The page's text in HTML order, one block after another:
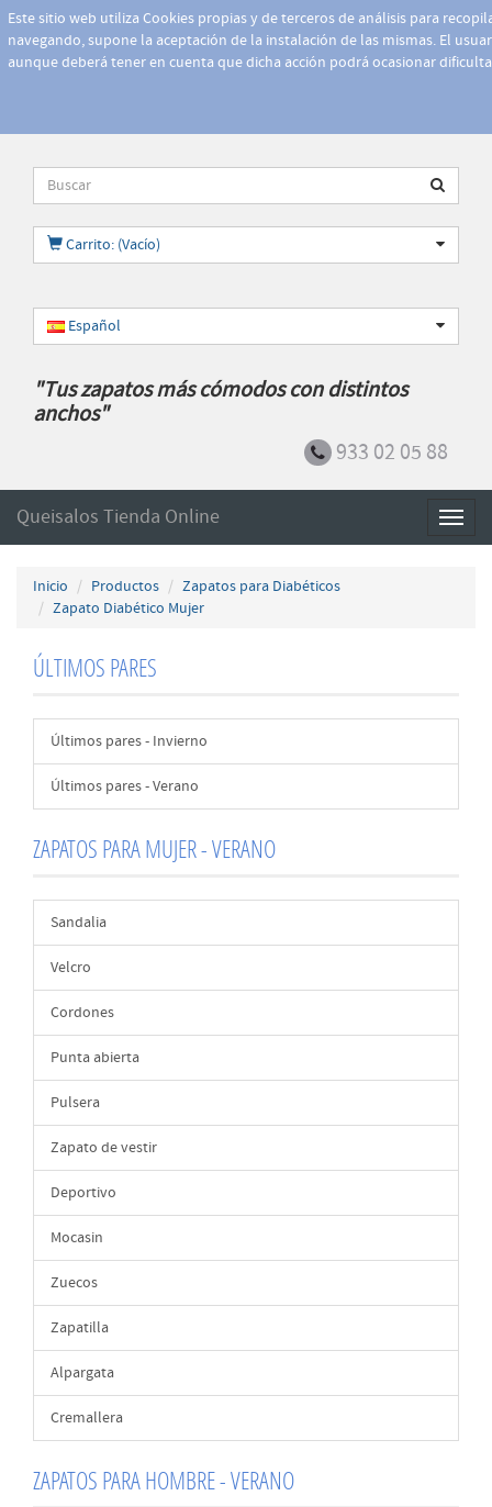
Este sitio web utiliza Cookies propias y de terceros de análisis para
navegando, supone la aceptación de la instalación de las mismas. El
aunque deberá tener en cuenta que dicha acción podrá ocasionar
Carrito: (Vacío)
Español
"Tus zapatos más cómodos con distintos
anchos"
933 02 05 88
Queisalos Tienda Online
Inicio Productos
Zapatos para Diabéticos
Zapato Diabético Mujer
ÚLTIMOS PARES
Últimos pares - Invierno
Últimos pares - Verano
ZAPATOS PARA MUJER - VERANO
Sandalia
Velcro
Cordones
Punta abierta
Pulsera
Zapato de vestir
Deportivo
Mocasin
Zuecos
Zapatilla
Alpargata
Cremallera
ZAPATOS PARA HOMBRE - VERANO